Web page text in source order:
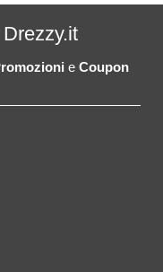
e Coupon